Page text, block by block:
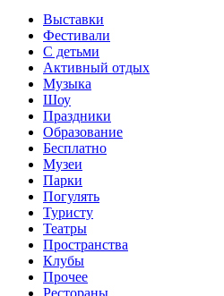
Выставки
Фестивали
С детьми
Активный отдых
Музыка
Шоу
Праздники
Образование
Бесплатно
Музеи
Парки
Погулять
Туристу
Театры
Пространства
Клубы
Прочее
Рестораны